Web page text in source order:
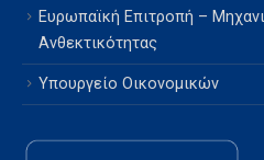
Ευρωπαϊκή Επιτροπή –
Ανθεκτικότητας
Υπουργείο Οικονομικών